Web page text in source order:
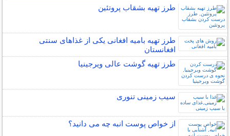
طرز تهیه بشقاب پروتئین
طرز تهیه بامیه افغانی یکی از غذاهای سنتی
افغانستان
طرز تهیه گوشت عالی ویرجینیا
سیب زمینی تنوری
از خواص پوست انبه چه می دانید؟